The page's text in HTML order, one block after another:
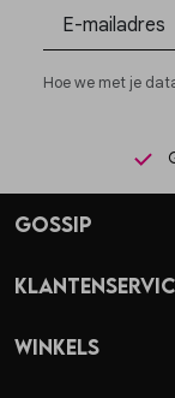
Hoe we met je
Gossip
Winkels